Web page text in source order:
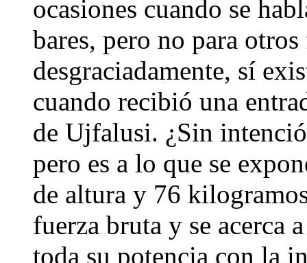
ocasiones cuando se
bares, pero no para
desgraciadamente, sí
cuando recibió una
de Ujfalusi. ¿Sin
pero es a lo que se
de altura y 76
fuerza bruta y se acerca
toda su potencia con la